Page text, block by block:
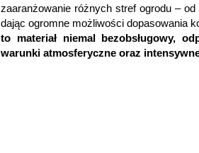
zaaranżowanie różnych stref ogrodu –
dając ogromne możliwości dopasowania
to materiał niemal bezobsługowy,
warunki atmosferyczne oraz